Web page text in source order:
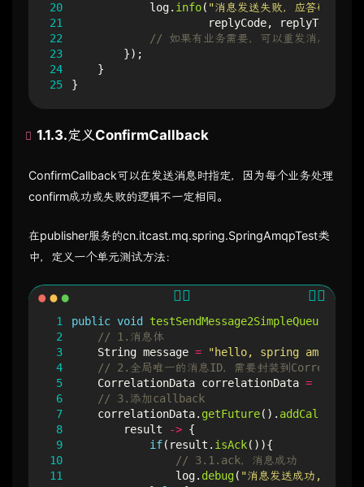
20
21
22
23
24
25
log. info( "消息发送失败，应答码{}
replyCode, replyText
// 如果有业务需要，可以重发消息
});
}
}
1.1.3.定义ConfirmCallback
ConfirmCallback可以在发送消息时指定，因为每个业务处理
confirm成功或失败的逻辑不一定相同。
在publisher服务的cn.itcast.mq.spring.SpringAmqpTest类
中，定义一个单元测试方法：
1
2
3
4
5
6
7
8
9
10
11
public void testSendMessage2SimpleQueue
// 1.消息体
String message = "hello, spring amqp!"
// 2.全局唯一的消息ID，需要封装到
CorrelationData correlationData =
// 3.添加callback
correlationData. getFuture(). addCallback
result
-> {
if( result . isAck()){
// 3.1.ack，消息成功
log. debug( "消息发送成功,